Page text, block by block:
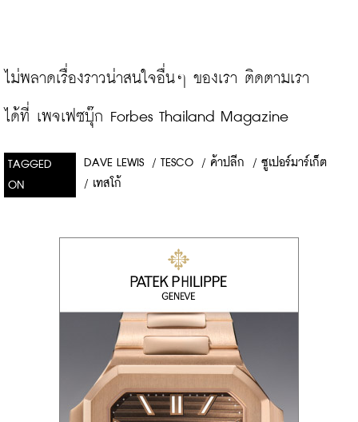
ไม่พลาดเรื่องราวน่าสนใจอื่นๆ ของเรา ติดตามเรา
ได้ที่ เพจเฟซบุ๊ก Forbes Thailand Magazine
TAGGED
ON
DAVE LEWIS / TESCO / ค้าปลีก / ซูเปอร์มาร์เก็ต
/ เทสโก้